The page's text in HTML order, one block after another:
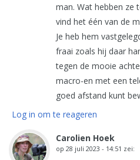
man. Wat hebben ze
vind het één van de
Je heb hem
fraai zoals hij daar
tegen de mooie
macro-en met een
goed afstand kunt
Log in om te reageren
Carolien Hoek
op 28 juli 2023 - 14:51 zei: